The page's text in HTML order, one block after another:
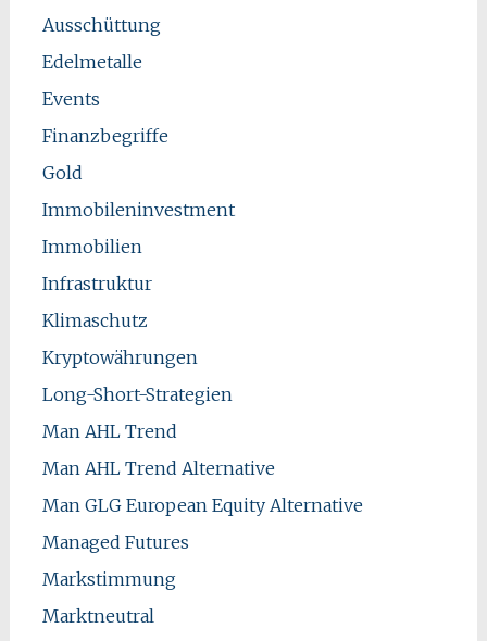
Ausschüttung
Edelmetalle
Events
Finanzbegriffe
Gold
Immobileninvestment
Immobilien
Infrastruktur
Klimaschutz
Kryptowährungen
Long-Short-Strategien
Man AHL Trend
Man AHL Trend Alternative
Man GLG European Equity Alternative
Managed Futures
Markstimmung
Marktneutral